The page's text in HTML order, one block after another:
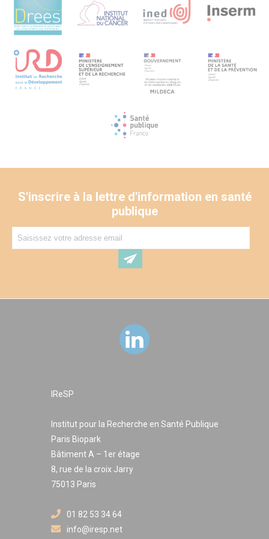
* Croisement et confrontation des consistances des
recueils quantitatif et qualitatif.
Perspectives
* Renforcement des connaissances et identification des
l’avancée en âge de la famille dans l’évolution du projet
individuel de la personne polyhandicapée.
* Identification des fondements des choix opérés par les
familles quant aux modalités d’accompagnement des
personnes polyhandicapées vieillissantes afin
conjoint de la personnes polyhandicapée et de ses
* Identification de leviers d’action pour les décideurs et
S'inscrire à la lettre d'information en santé
publique
IReSP
Institut pour la Recherche en Santé Publique
Paris Biopark
Bâtiment A – 1er étage
8, rue de la croix Jarry
75013 Paris
01 82 53 34 64
info@iresp.net